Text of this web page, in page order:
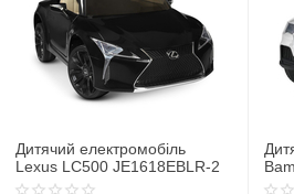
Дитячий електромобіль
Lexus LC500 JE1618EBLR-2
Q7